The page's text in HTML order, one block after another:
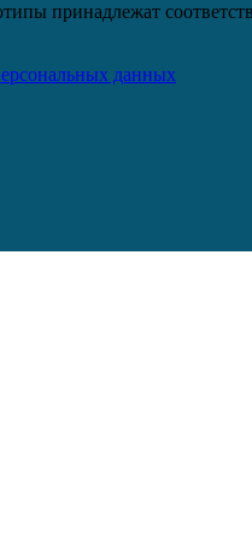
принадлежат
данных